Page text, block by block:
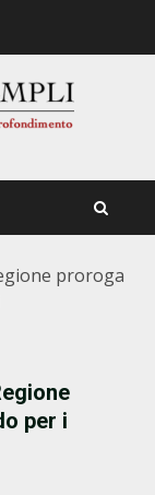
proroga
per i